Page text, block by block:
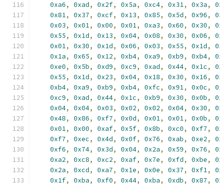
0xa6, 0xad, 0x2f, 0x5a, 0xc4, 0x31, 0x3a,
0x81, 0x37, 0xcf, 0x13, 0x85, 0x5d, 0x96,
0x03, 0x01, 0x00, 0x01, 0xa3, 0x60, 0x30,
0x55, 0x1d, 0x13, 0x04, 0x08, 0x30, 0x06,
0x01, 0x30, 0x1d, 0x06, 0x03, 0x55, 0x1d,
0x1a, 0x65, 0x12, 0xb4, 0xa9, 0xb9, 0xb4,
0xe0, 0x5b, 0xd9, 0xc9, 0xad, 0x44, 0x1c,
0x55, 0x1d, 0x23, 0x04, 0x18, 0x30, 0x16,
0xb4, 0xa9, 0xb9, 0xb4, 0xfc, 0x91, 0x0c,
0xc9, 0xad, 0x44, 0x1c, 0xb9, 0x30, 0x0b,
0x04, 0x04, 0x03, 0x02, 0x02, 0x04, 0x30,
0x48, 0x86, 0xf7, 0x0d, 0x01, 0x01, 0x0b,
0x01, 0x00, 0xaf, 0x5f, 0x8b, 0xc0, 0xf7,
0xf7, 0xec, 0x4d, 0x0f, 0x76, 0xab, 0xe2,
0xf6, 0x74, 0x3d, 0x04, 0x2a, 0x59, 0x76,
0xa2, 0xc8, 0xc2, 0xaf, 0x7e, 0xfd, 0xbe,
0x2a, 0xcd, 0xa7, 0x1e, 0x0e, 0x37, 0xf1,
0x1f, 0xba, 0xf0, 0x44, 0xba, 0xdb, 0x87,